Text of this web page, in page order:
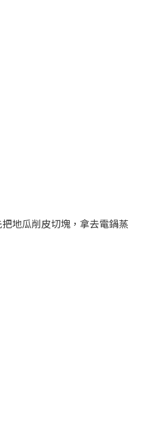
地瓜削皮切塊，拿去電鍋蒸